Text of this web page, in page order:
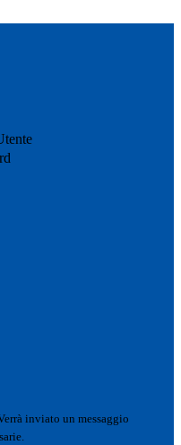
inviato un messaggio